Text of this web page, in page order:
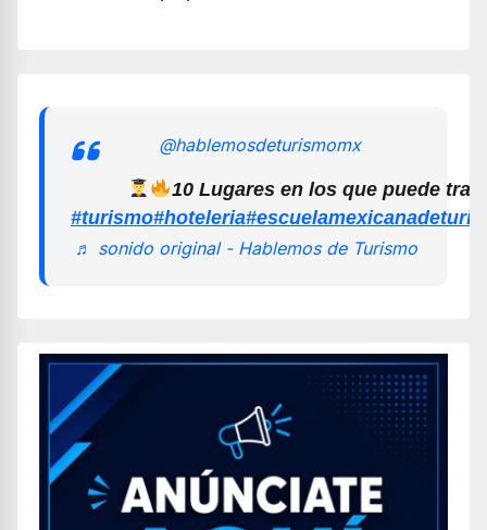
@hablemosdeturismomx
10 Lugares en los que puede
#turismo#hoteleria
♬ sonido original - Hablemos de Turismo